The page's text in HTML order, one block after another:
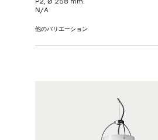
N/A
他のバリエーション